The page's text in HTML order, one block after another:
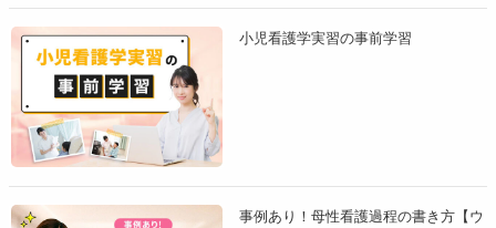
アセスメント例
発達評価指標
小児看護学実習の事前学習
事例あり！母性看護過程の書き方【ウ